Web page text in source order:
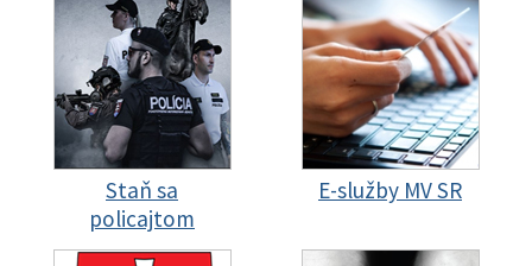
Staň sa
policajtom
E-služby MV SR